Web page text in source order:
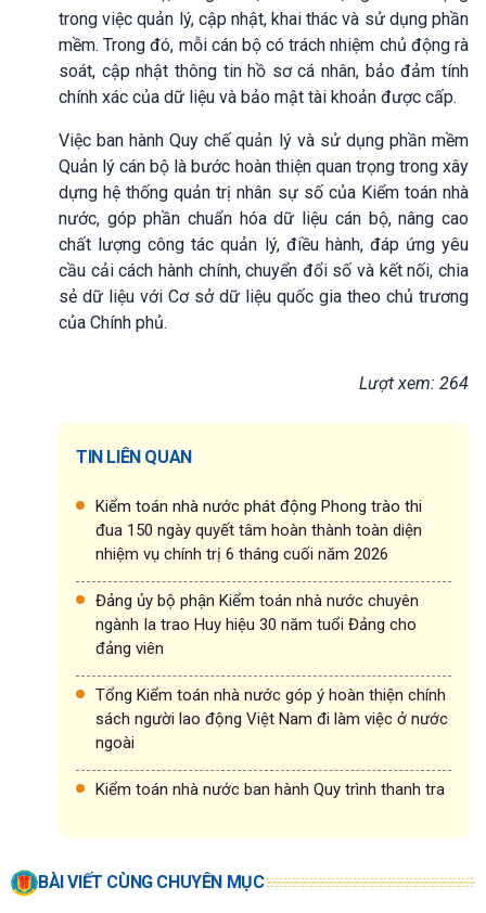
trong việc quản lý, cập nhật, khai thác và sử dụng phần
mềm. Trong đó, mỗi cán bộ có trách nhiệm chủ động rà
soát, cập nhật thông tin hồ sơ cá nhân, bảo đảm tính
chính xác của dữ liệu và bảo mật tài khoản được cấp.
Việc ban hành Quy chế quản lý và sử dụng phần mềm
Quản lý cán bộ là bước hoàn thiện quan trọng trong xây
dựng hệ thống quản trị nhân sự số của Kiểm toán nhà
nước, góp phần chuẩn hóa dữ liệu cán bộ, nâng cao
chất lượng công tác quản lý, điều hành, đáp ứng yêu
cầu cải cách hành chính, chuyển đổi số và kết nối, chia
sẻ dữ liệu với Cơ sở dữ liệu quốc gia theo chủ trương
của Chính phủ.
Lượt xem: 264
TIN LIÊN QUAN
Kiểm toán nhà nước phát động Phong trào thi
đua 150 ngày quyết tâm hoàn thành toàn diện
nhiệm vụ chính trị 6 tháng cuối năm 2026
Đảng ủy bộ phận Kiểm toán nhà nước chuyên
ngành Ia trao Huy hiệu 30 năm tuổi Đảng cho
đảng viên
Tổng Kiểm toán nhà nước góp ý hoàn thiện chính
sách người lao động Việt Nam đi làm việc ở nước
ngoài
Kiểm toán nhà nước ban hành Quy trình thanh tra
BÀI VIẾT CÙNG CHUYÊN MỤC